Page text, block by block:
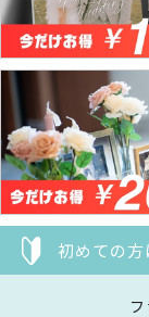
初めての方